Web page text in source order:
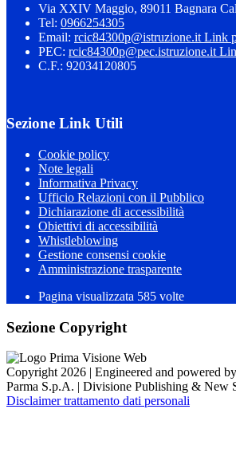
Via XXIV Maggio, 89011 Bagnara
Tel: 0966254305
Email: rcic84300p@istruzione.it Link
PEC: rcic84300p@pec.istruzione.it
C.F.: 92034120805
Sezione Link Utili
Cookie policy
Note legali
Informativa Privacy
Ufficio Relazioni con il Pubblico
Dichiarazione di accessibilità
Obiettivi di accessibilità
Whistleblowing
Gestione consensi cookie
Amministrazione trasparente
Pagina visualizzata 585 volte
Sezione Copyright
Copyright 2026 | Engineered and powered
Parma S.p.A. | Divisione Publishing & New
Disclaimer trattamento dati personali